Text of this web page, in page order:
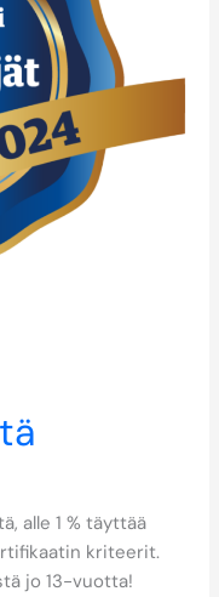
alle 1 % täyttää
kriteerit.
jo 13-vuotta!